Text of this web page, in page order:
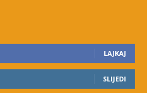
LAJKAJ
SLIJEDI